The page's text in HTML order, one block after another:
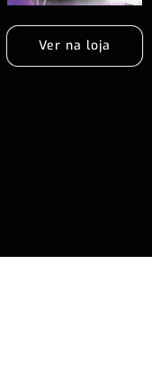
Ver na loja